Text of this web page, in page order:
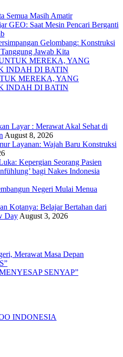
Semua Masih Amatir
GEO: Saat Mesin Pencari Berganti
Gelombang: Konstruksi
Jawab Kita
MEREKA, YANG
INDAH DI BATIN
MEREKA, YANG
INDAH DI BATIN
Layar : Merawat Akal Sehat di
August 8, 2026
Layanan: Wajah Baru Konstruksi
Kepergian Seorang Pasien
bagi Nakes Indonesia
Negeri Mulai Menua
Kotanya: Belajar Bertahan dari
Day August 3, 2026
Merawat Masa Depan
SENYAP”
INDONESIA